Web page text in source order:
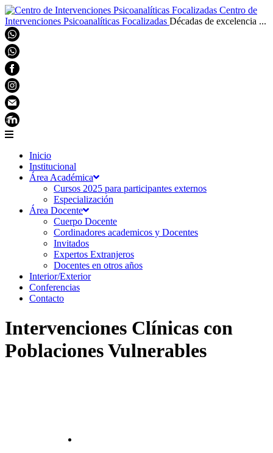
Centro de
Intervenciones Psicoanalíticas Focalizadas Décadas de excelencia ...
Inicio
Institucional
Área Académica
Cursos 2025 para participantes externos
Especialización
Área Docente
Cuerpo Docente
Cordinadores academicos y Docentes
Invitados
Expertos Extranjeros
Docentes en otros años
Interior/Exterior
Conferencias
Contacto
Intervenciones Clínicas con
Poblaciones Vulnerables